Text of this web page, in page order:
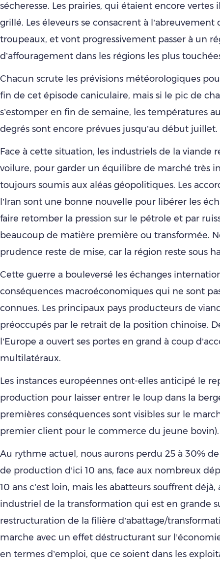
sécheresse. Les prairies, qui étaient encore vertes
grillé. Les éleveurs se consacrent à l’abreuvement
troupeaux, et vont progressivement passer à un
d’affouragement dans les régions les plus
Chacun scrute les prévisions météorologiques
fin de cet épisode caniculaire, mais si le pic de
s’estomper en fin de semaine, les températures
degrés sont encore prévues jusqu’au début juillet.
Face à cette situation, les industriels de la viande
voilure, pour garder un équilibre de marché très
toujours soumis aux aléas géopolitiques. Les
l’Iran sont une bonne nouvelle pour libérer les
faire retomber la pression sur le pétrole et par
beaucoup de matière première ou transformée.
prudence reste de mise, car la région reste sous
Cette guerre a bouleversé les échanges
conséquences macroéconomiques qui ne sont
connues. Les principaux pays producteurs de
préoccupés par le retrait de la position chinoise.
l’Europe a ouvert ses portes en grand à coup
multilatéraux.
Les instances européennes ont-elles anticipé le
production pour laisser entrer le loup dans la
premières conséquences sont visibles sur le
premier client pour le commerce du jeune bovin).
Au rythme actuel, nous aurons perdu 25 à 30%
de production d’ici 10 ans, face aux nombreux
10 ans c’est loin, mais les abatteurs souffrent déjà,
industriel de la transformation qui est en grande
restructuration de la filière d’abattage/
marche avec un effet déstructurant sur
en termes d’emploi, que ce soient dans les